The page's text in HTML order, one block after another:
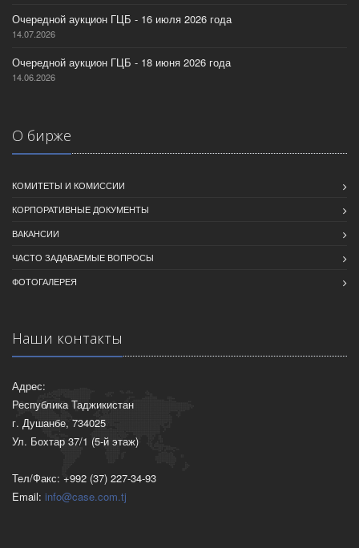
Очередной аукцион ГЦБ - 16 июля 2026 года
14.07.2026
Очередной аукцион ГЦБ - 18 июня 2026 года
14.06.2026
О бирже
КОМИТЕТЫ И КОМИССИИ
КОРПОРАТИВНЫЕ ДОКУМЕНТЫ
ВАКАНСИИ
ЧАСТО ЗАДАВАЕМЫЕ ВОПРОСЫ
ФОТОГАЛЕРЕЯ
Наши контакты
Адрес:
Республика Таджикистан
г. Душанбе, 734025
Ул. Бохтар 37/1 (5-й этаж)
Тел/Факс: +992 (37) 227-34-93
Email: info@case.com.tj